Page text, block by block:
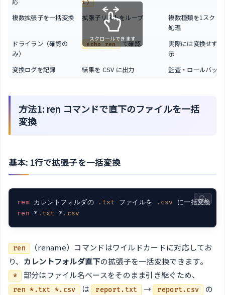
t)
複数拡張子を一括変換 拡張子リストをループ
複数種類を1スクリ
処理
ドライラン（確認の
み）
echo ren で確認
実際には変換せず
示
変換ログを記録
結果を CSV に出力 監査・ロールバッ
スクロールできます
方法1: ren コマンドで直下のファイルを一括
変換
基本: 1行で拡張子を一括変換
rem カレントフォルダの .txt ファイルを .csv
ren * .txt * .csv
ren
（rename）コマンドはワイルドカードに対応してお
り、 カレントフォルダ直下の拡張子を一括変換できます。
* 部分はファイル名ベースをそのまま引き継ぐため、
ren *.txt *.csv は report.txt → report.csv
の